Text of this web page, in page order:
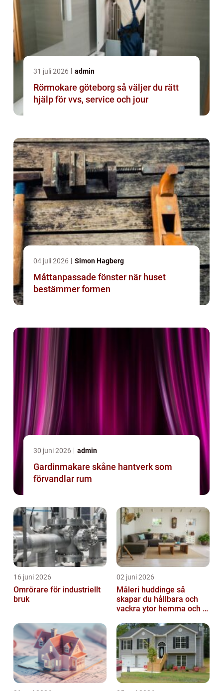
31 juli 2026 admin
Rörmokare göteborg så väljer du rätt
hjälp för vvs, service och jour
04 juli 2026 Simon Hagberg
Måttanpassade fönster när huset
bestämmer formen
30 juni 2026 admin
Gardinmakare skåne hantverk som
förvandlar rum
16 juni 2026
Omrörare för industriellt
bruk
02 juni 2026
Måleri huddinge så
skapar du hållbara och
vackra ytor hemma och i